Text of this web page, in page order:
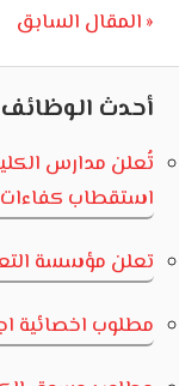
تصفّح
المقالات
Previous
المقال السابق
أحدث الوظائف
تُعلن مدارس
استقطاب كفاءات
تعلن مؤسسة
مطلوب اخصائية